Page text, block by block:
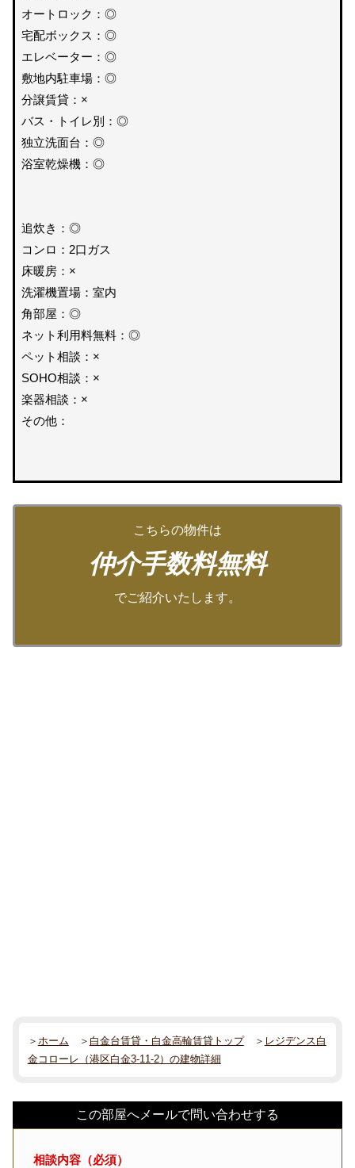
オートロック：◎
宅配ボックス：◎
エレベーター：◎
敷地内駐車場：◎
分譲賃貸：×
バス・トイレ別：◎
独立洗面台：◎
浴室乾燥機：◎
追炊き：◎
コンロ：2口ガス
床暖房：×
洗濯機置場：室内
角部屋：◎
ネット利用料無料：◎
ペット相談：×
SOHO相談：×
楽器相談：×
その他：
こちらの物件は
仲介手数料無料
でご紹介いたします。
＞ ホーム ＞ 白金台賃貸・白金高輪賃貸トップ＞ レジデンス白
金コローレ（港区白金3-11-2）の建物詳細
この部屋へメールで問い合わせする
相談内容（必須）